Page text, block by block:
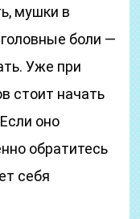
мушки в
боли —
Уже при
стоит начать
оно
обратитесь
себя